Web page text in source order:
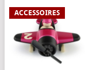
ACCESSOIRES